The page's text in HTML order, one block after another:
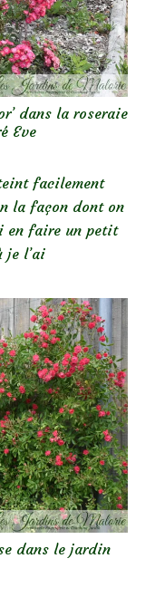
dans la roseraie
Eve
facilement
la façon dont on
en faire un petit
je l’ai
dans le jardin